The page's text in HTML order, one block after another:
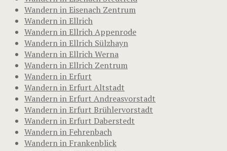
Wandern in Eisenach Zentrum
Wandern in Ellrich
Wandern in Ellrich Appenrode
Wandern in Ellrich Sülzhayn
Wandern in Ellrich Werna
Wandern in Ellrich Zentrum
Wandern in Erfurt
Wandern in Erfurt Altstadt
Wandern in Erfurt Andreasvorstadt
Wandern in Erfurt Brühlervorstadt
Wandern in Erfurt Daberstedt
Wandern in Fehrenbach
Wandern in Frankenblick